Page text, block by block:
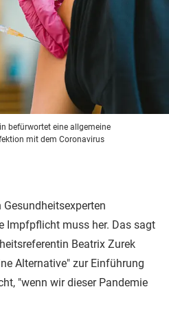
befürwortet eine allgemeine
mit dem Coronavirus
Impfpflicht muss her. Das sagt
Beatrix Zurek
Alternative" zur Einführung
"wenn wir dieser Pandemie